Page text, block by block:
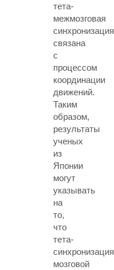
тета-
межмозговая
синхронизация
связана
с
процессом
координации
движений.
Таким
образом,
результаты
ученых
из
Японии
могут
указывать
на
то,
что
тета-
синхронизация
мозговой